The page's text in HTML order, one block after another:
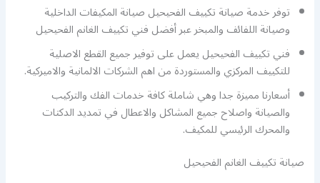
توفر خدمة صيانة تكييف الفحيحيل صيانة المكيفات الداخلية
وصيانة اللفائف والمبخر عبر أفضل فني تكييف الغانم الفحيحيل
فني تكييف الفحيحيل يعمل على توفير جميع القطع الاصلية
للتكييف المركزي والمستوردة من اهم الشركات الالمانية والاميركية.
أسعارنا مميزة جدا وهي شاملة كافة خدمات الفك والتركيب
والصيانة واصلاح جميع المشاكل والاعطال في تمديد الدكتات
والمحرك الرئيسي للمكيف.
صيانة تكييف الغانم الفحيحيل